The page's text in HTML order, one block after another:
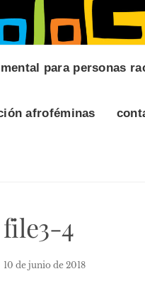
para personas
afroféminas
file3-4
10 de junio de 2018